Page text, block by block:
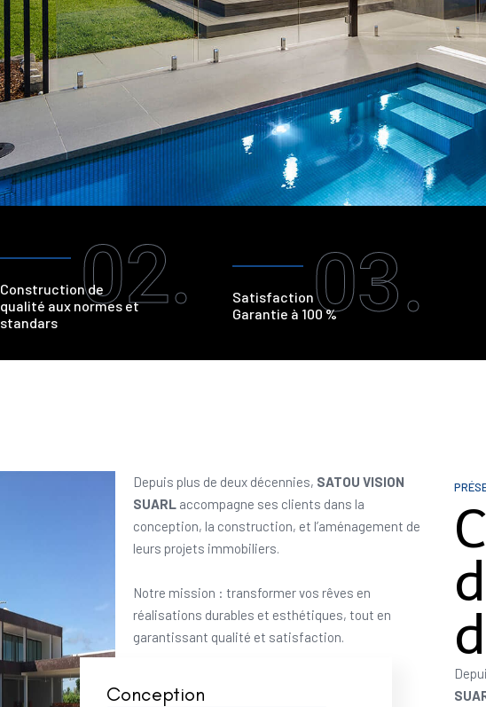
02.
Construction de
qualité aux normes et
standars
03.
Satisfaction
Garantie à 100 %
Depuis plus de deux décennies, SATOU VISION
SUARL accompagne ses clients dans la
conception, la construction, et l’aménagement de
leurs projets immobiliers.
Notre mission : transformer vos rêves en
réalisations durables et esthétiques, tout en
garantissant qualité et satisfaction.
Conception